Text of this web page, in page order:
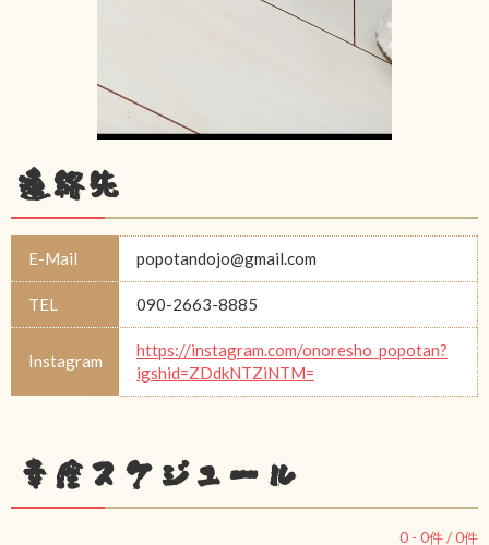
連絡先
E-Mail popotandojo@gmail.com
TEL 090-2663-8885
Instagram
https://instagram.com/onoresho_popotan?
igshid=ZDdkNTZiNTM=
幸座スケジュール
0 - 0件 /0件